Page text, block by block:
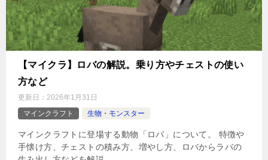
【マイクラ】ロバの解説。乗り方やチェストの使い
方など
更新日： 2026年1月31日
マインクラフト
生物・モンスター
マインクラフトに登場する動物「ロバ」について。 特徴や
手懐け方、チェストの積み方、増やし方、ロバからラバの